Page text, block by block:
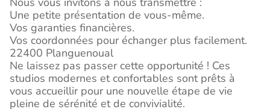
Une petite présentation de vous-même.
Vos garanties financières.
Vos coordonnées pour échanger plus facilement.
22400 Planguenoual
Ne laissez pas passer cette opportunité ! Ces
studios modernes et confortables sont prêts à
vous accueillir pour une nouvelle étape de vie
pleine de sérénité et de convivialité.